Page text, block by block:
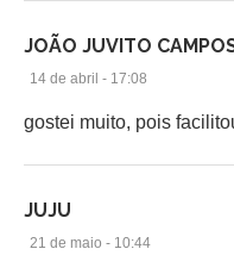
JOÃO JUVITO
14 de abril - 17:08
gostei muito, pois
JUJU
21 de maio - 10:44